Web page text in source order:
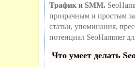
Трафик и SMM.
прозрачным и простым
статьи, упоминания,
потенциал SeoHammer
Что умеет делать